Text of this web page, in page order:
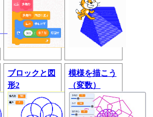
ブロックと図
形2
模様を描こう
（変数）